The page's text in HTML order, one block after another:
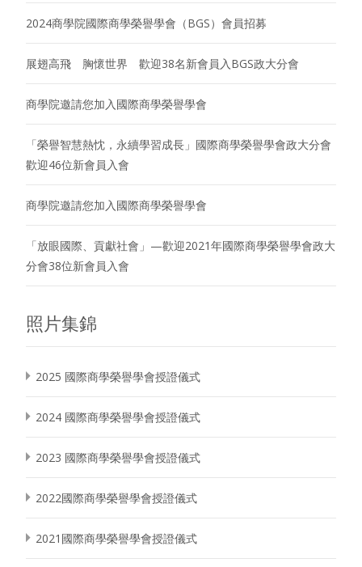
2024商學院國際商學榮譽學會（BGS）會員招募
展翅高飛 胸懷世界 歡迎38名新會員入BGS政大分會
商學院邀請您加入國際商學榮譽學會
「榮譽智慧熱忱，永續學習成長」國際商學榮譽學會政大分會
歡迎46位新會員入會
商學院邀請您加入國際商學榮譽學會
「放眼國際、貢獻社會」—歡迎2021年國際商學榮譽學會政大
分會38位新會員入會
照片集錦
2025 國際商學榮譽學會授證儀式
2024 國際商學榮譽學會授證儀式
2023 國際商學榮譽學會授證儀式
2022國際商學榮譽學會授證儀式
2021國際商學榮譽學會授證儀式